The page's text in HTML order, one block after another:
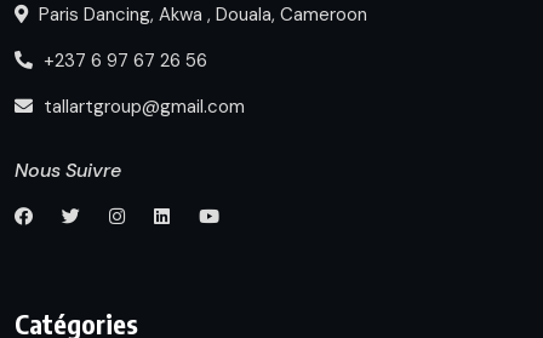
Paris Dancing, Akwa , Douala, Cameroon
+237 6 97 67 26 56
tallartgroup@gmail.com
Nous Suivre
Catégories